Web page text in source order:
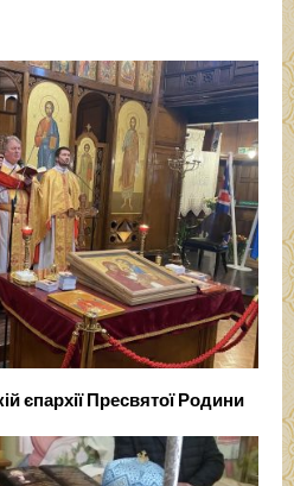
єпархії Пресвятої Родини